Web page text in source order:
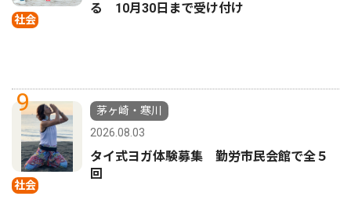
社会
る 10月30日まで受け付け
9
社会
茅ヶ崎・寒川
2026.08.03
タイ式ヨガ体験募集 勤労市民会館で全５
回